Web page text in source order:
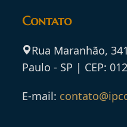
Contato
Rua Maranhão,
Paulo - SP | CEP:
E-mail: